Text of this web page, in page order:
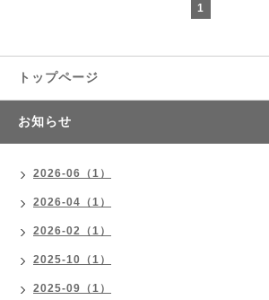
1
トップページ
お知らせ
2026-06（1）
2026-04（1）
2026-02（1）
2025-10（1）
2025-09（1）